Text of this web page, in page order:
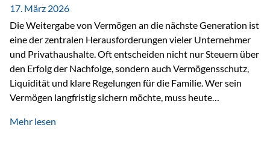
Private Wealth Police…
17. März 2026
Die Weitergabe von Vermögen an die nächste Generation ist
eine der zentralen Herausforderungen vieler Unternehmer
und Privathaushalte. Oft entscheiden nicht nur Steuern über
den Erfolg der Nachfolge, sondern auch Vermögensschutz,
Liquidität und klare Regelungen für die Familie. Wer sein
Vermögen langfristig sichern möchte, muss heute
„Erfolgsformel Liechtenstein“, herausgegeben und verfasst
Mehr lesen